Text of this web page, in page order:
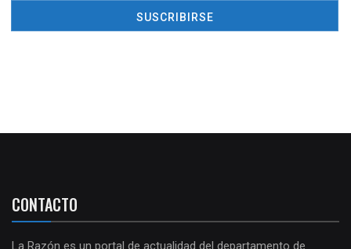
CONTACTO
La Razón es un portal de actualidad del departamento de